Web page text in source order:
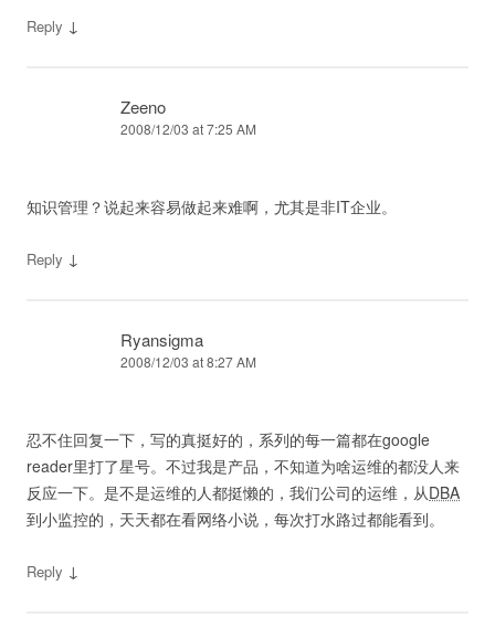
Reply ↓
Zeeno
2008/12/03 at 7:25 AM
知识管理？说起来容易做起来难啊，尤其是非IT企业。
Reply ↓
Ryansigma
2008/12/03 at 8:27 AM
忍不住回复一下，写的真挺好的，系列的每一篇都在google
reader里打了星号。不过我是产品，不知道为啥运维的都没人来
反应一下。是不是运维的人都挺懒的，我们公司的运维，从DBA
到小监控的，天天都在看网络小说，每次打水路过都能看到。
Reply ↓